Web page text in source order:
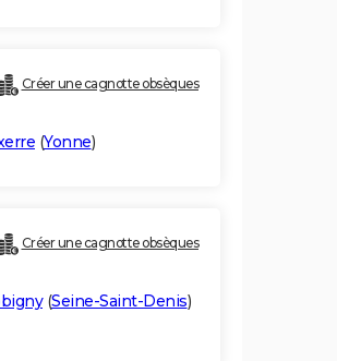
Créer une cagnotte obsèques
(Yonne)
Créer une cagnotte obsèques
(Seine-Saint-Denis)